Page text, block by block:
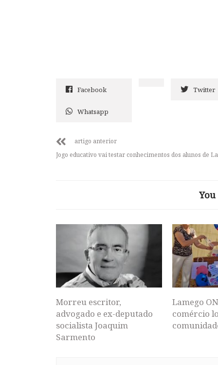
Facebook Twitter
Whatsapp
artigo anterior
Jogo educativo vai testar conhecimentos dos alunos de
Morreu escritor,
advogado e ex-deputado
socialista Joaquim
Sarmento
Lamego
comércio